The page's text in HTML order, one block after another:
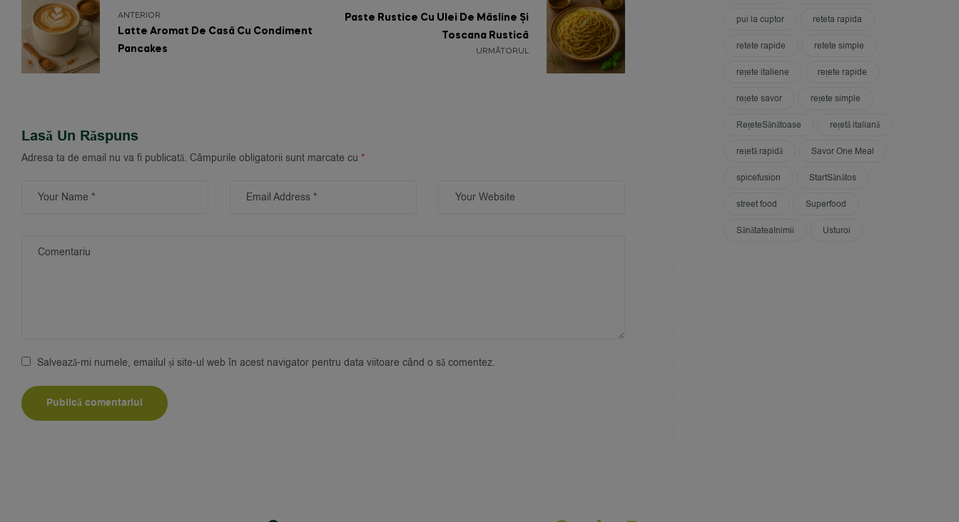
ANTERIOR
Latte Aromat De Casă Cu Condiment
Pancakes
URMĂTORUL
Paste Rustice Cu Ulei De Măsline Și
Toscana Rustică
Lasă Un Răspuns
Adresa ta de email nu va fi publicată. Câmpurile obligatorii sunt marcate cu *
Salvează-mi numele, emailul și site-ul web în acest navigator pentru data viitoare când o să comentez.
pui la cuptor reteta rapida
retete rapide retete simple
rețete italiene rețete rapide
rețete savor rețete simple
RețeteSănătoase rețetă italiană
rețetă rapidă Savor One Meal
spicefusion StartSănătos
street food Superfood
SănătateaInimii Usturoi